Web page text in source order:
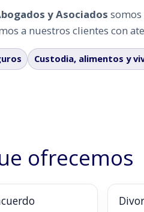
y Asociados somos
a nuestros clientes con
Custodia, alimentos y
ofrecemos